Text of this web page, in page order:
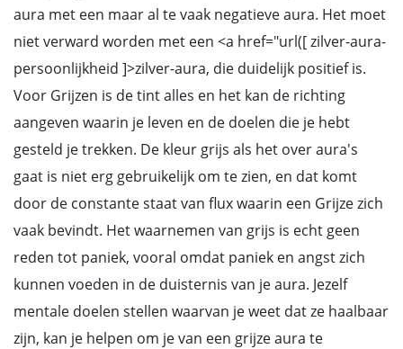
aura met een maar al te vaak negatieve aura. Het moet
niet verward worden met een <a href="url([ zilver-aura-
persoonlijkheid ]>zilver-aura, die duidelijk positief is.
Voor Grijzen is de tint alles en het kan de richting
aangeven waarin je leven en de doelen die je hebt
gesteld je trekken. De kleur grijs als het over aura's
gaat is niet erg gebruikelijk om te zien, en dat komt
door de constante staat van flux waarin een Grijze zich
vaak bevindt. Het waarnemen van grijs is echt geen
reden tot paniek, vooral omdat paniek en angst zich
kunnen voeden in de duisternis van je aura. Jezelf
mentale doelen stellen waarvan je weet dat ze haalbaar
zijn, kan je helpen om je van een grijze aura te